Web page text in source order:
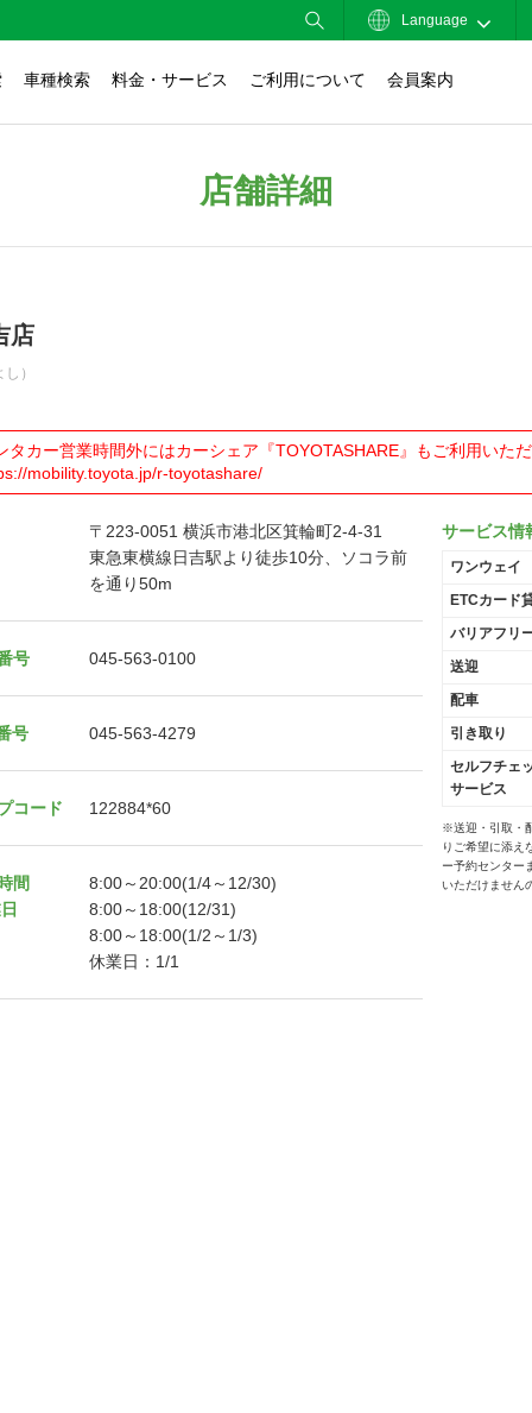
Language
車種検索 料金・サービス ご利用について 会員案内
店舗詳細
店
）
タカー営業時間外にはカーシェア『TOYOTASHARE』もご利用いた
mobility.toyota.jp/r-toyotashare/
〒223-0051 横浜市港北区箕輪町2-4-31
東急東横線日吉駅より徒歩10分、ソコラ前
を通り50m
号 045-563-0100
号 045-563-4279
コード 122884*60
間
8:00～20:00(1/4～12/30)
8:00～18:00(12/31)
8:00～18:00(1/2～1/3)
休業日：1/1
サービス情
ワンウェイ
ETCカード
バリアフリ
送迎
配車
引き取り
セルフチェ
サービス
※送迎・引取・
りご希望に添え
ー予約センター
いただけません